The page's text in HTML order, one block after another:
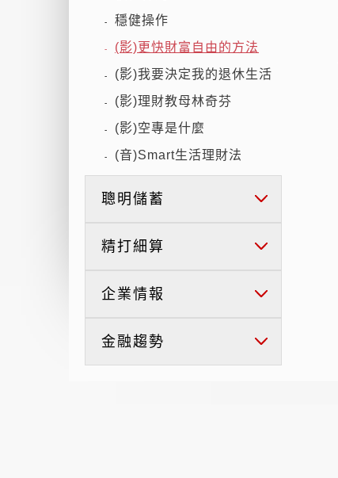
- 穩健操作
- (影)更快財富自由的方法
- (影)我要決定我的退休生活
- (影)理財教母林奇芬
- (影)空專是什麼
- (音)Smart生活理財法
聰明儲蓄
精打細算
企業情報
金融趨勢